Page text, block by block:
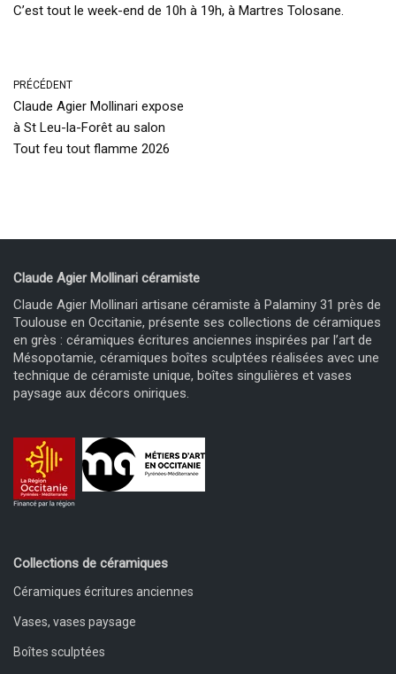
C’est tout le week-end de 10h à 19h, à Martres Tolosane.
PRÉCÉDENT
Claude Agier Mollinari expose
à St Leu-la-Forêt au salon
Tout feu tout flamme 2026
Claude Agier Mollinari céramiste
Claude Agier Mollinari artisane céramiste à Palaminy 31 près de
Toulouse en Occitanie, présente ses collections de céramiques
en grès : céramiques écritures anciennes inspirées par l’art de
Mésopotamie, céramiques boîtes sculptées réalisées avec une
technique de céramiste unique, boîtes singulières et vases
paysage aux décors oniriques.
Collections de céramiques
Céramiques écritures anciennes
Vases, vases paysage
Boîtes sculptées